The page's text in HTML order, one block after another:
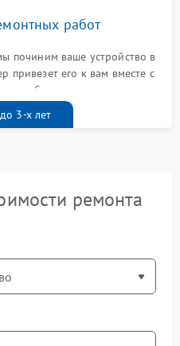
работ
починим ваше устройство в
привезет его к вам вместе с
бесплатно
3-х лет
ремонта